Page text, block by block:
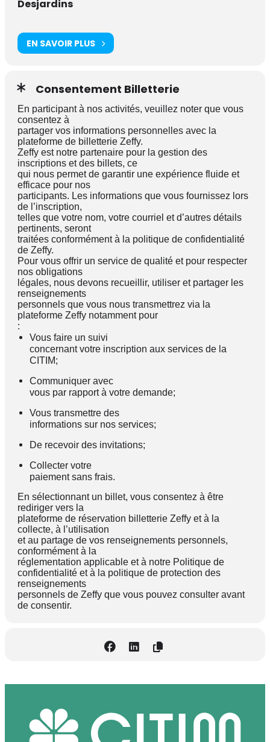
Desjardins
EN SAVOIR PLUS
Consentement Billetterie
En participant à nos activités, veuillez noter que vous
consentez à
partager vos informations personnelles avec la
plateforme de billetterie Zeffy.
Zeffy est notre partenaire pour la gestion des
inscriptions et des billets, ce
qui nous permet de garantir une expérience fluide et
efficace pour nos
participants. Les informations que vous fournissez lors
de l’inscription,
telles que votre nom, votre courriel et d’autres détails
pertinents, seront
traitées conformément à la politique de confidentialité
de Zeffy.
Pour vous offrir un service de qualité et pour respecter
nos obligations
légales, nous devons recueillir, utiliser et partager les
renseignements
personnels que vous nous transmettrez via la
plateforme Zeffy notamment pour
:
Vous faire un suivi
concernant votre inscription aux services de la
CITIM;
Communiquer avec
vous par rapport à votre demande;
Vous transmettre des
informations sur nos services;
De recevoir des invitations;
Collecter votre
paiement sans frais.
En sélectionnant un billet, vous consentez à être
rediriger vers la
plateforme de réservation billetterie Zeffy et à la
collecte, à l’utilisation
et au partage de vos renseignements personnels,
conformément à la
réglementation applicable et à notre Politique de
confidentialité et à la politique de protection des
renseignements
personnels de Zeffy que vous pouvez consulter avant
de consentir.